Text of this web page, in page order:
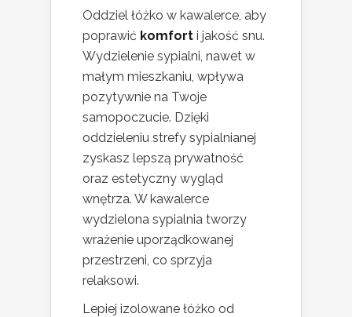
Oddziel łóżko w kawalerce, aby
poprawić komfort i jakość snu.
Wydzielenie sypialni, nawet w
małym mieszkaniu, wpływa
pozytywnie na Twoje
samopoczucie. Dzięki
oddzieleniu strefy sypialnianej
zyskasz lepszą prywatność
oraz estetyczny wygląd
wnętrza. W kawalerce
wydzielona sypialnia tworzy
wrażenie uporządkowanej
przestrzeni, co sprzyja
relaksowi.
Lepiej izolowane łóżko od